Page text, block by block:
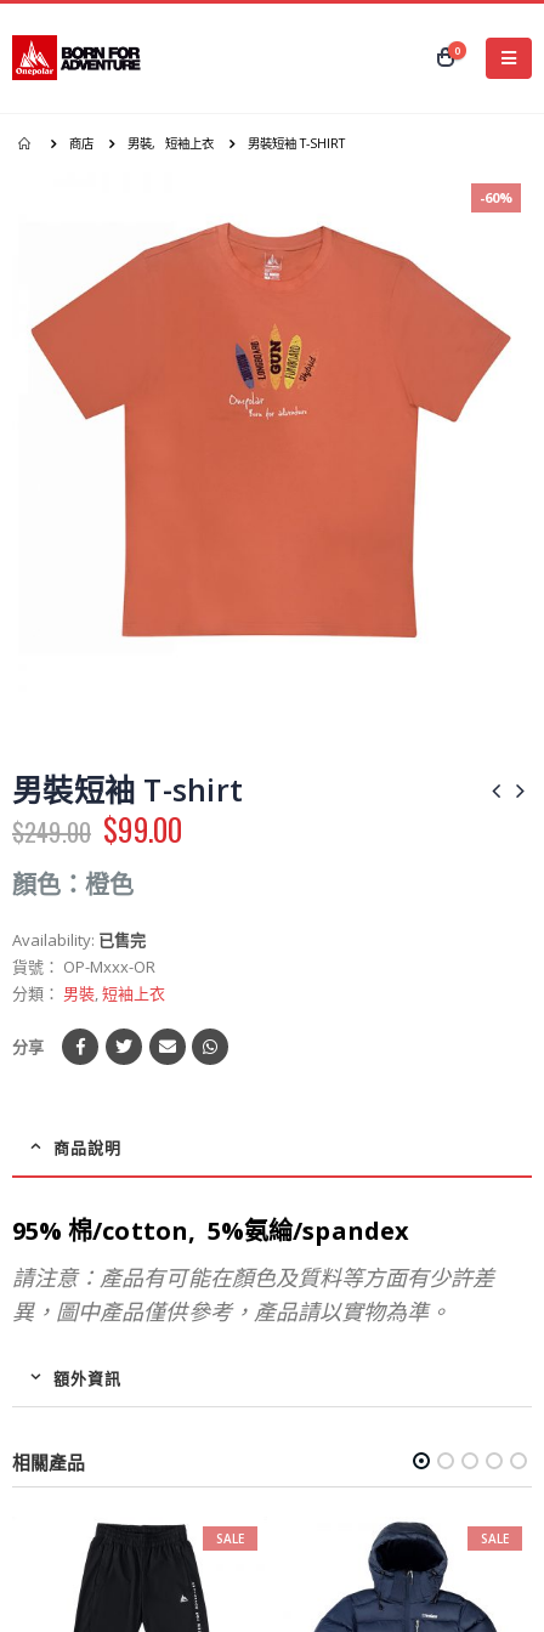
0
商店 男裝, 短袖上衣 男裝短袖 T-SHIRT
-60%
男裝短袖 T-shirt
$249.00 $99.00
顏色：橙色
Availability: 已售完
貨號： OP-Mxxx-OR
分類： 男裝,短袖上衣
分享
商品說明
95% 棉/cotton, 5%氨綸/spandex
請注意：產品有可能在顏色及質料等方面有少許差
異，圖中產品僅供參考，產品請以實物為準。
額外資訊
相關產品
SALE SALE